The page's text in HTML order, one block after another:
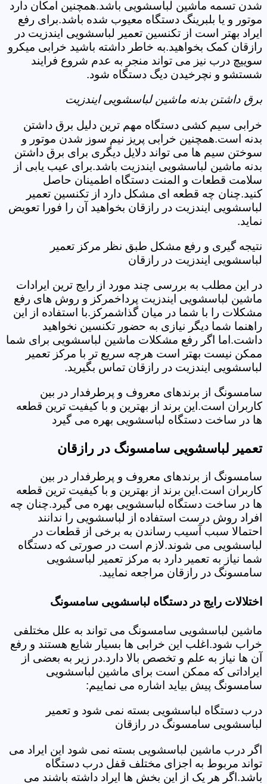
شدن تسمه ماشین لباسشویی باشد.همچنین امکان دارد
موتور و یا بلبرینگ دستگاه معیوب شده باشد.برای رفع
ایراد بهتر است از تکنسین تعمیر لباسشویی ایندزیت در
رازقان کمک بخواهید.به خاطر داشته باشید خرابی میکرو
سوییچ درب نیز می تواند منجر به عدم شروع فرایند
شستشو و نچرخیدن دیگ دستگاه شود.
برق داشتن بدنه ماشین لباسشویی ایندزیت
خرابی سیم کشی دستگاه مهم ترین دلیل برق داشتن
بدنه است.همچنین خرابی پریز نیم سوز شدن موتور و
سوختن سیم ها می تواند دلایل دیگری برای برق داشتن
بدنه ماشین لباسشویی ایندزیت باشد.برای عیب یابی از
سلامت قطعات و المنت دستگاه اطمینان حاصل
کنید.چنان چه قطعه ای مشکل دارد از تکنسین تعمیر
لباسشویی ایندزیت در رازقان بخواهید آن را فورا تعویض
نماید.
نتیجه گیری و رفع مشکل طبق نظر مرکز تعمیر
لباسشویی ایندزیت در رازقان
در این مطلب به بررسی چند مورد از رایج ترین ایرادات
ماشین لباسشویی ایندزیت پرداخمرکز و روش های رفع
مشکلات را با شما در میان گذاشمرکز.با استفاده از این
راهنما شما دیگر نیازی به حضور تکنسین نخواهید
داشت.اما اگر رفع مشکلات ماشین لباسشویی برای شما
ممکن نیست بهتر است هرچه سریع تر با مرکز تعمیر
لباسشویی ایندزیت در رازقان تماس بگیرید.
سامسونگ از برندهای معروف و پرطرفدار در بین
کاربران است.این برند از بهترین و با کیفیت ترین قطعه
ها در ساخت دستگاه لباسشویی بهره می گیرد
تعمیر لباسشویی سامسونگ در رازقان
سامسونگ از برندهای معروف و پرطرفدار در بین
کاربران است.این برند از بهترین و با کیفیت ترین قطعه
ها در ساخت دستگاه لباسشویی بهره می گیرد.چنان چه
افراد روش درست استفاده از لباسشویی را ندانند
احتمالا سبب آسیب رساندن به برخی از قطعات در
لباسشویی می شوند.لازم است در صورتی که دستگاه
شما نیاز به تعمیر دارد به مرکز تعمیر لباسشویی
سامسونگ در رازقان مراجعه نمایید.
اختلالات رایج در دستگاه لباسشویی سامسونگ
ماشین لباسشویی سامسونگ می تواند به علل مختلفی
خراب شود.اغلب این خرابی ها بسیار شایع هستند و رفع
آن ها نیاز به علم و تخصص بالا دارد.در زیر به بعضی از
ایراداتی که ممکن است برای ماشین لباسشویی
سامسونگ پیش بیاید اشاره می نماییم:
درب دستگاه لباسشویی بسته نمی شود و تعمیر
لباسشویی سامسونگ در رازقان
اگر درب ماشین لباسشویی بسته نمی شود این ایراد می
تواند مربوط به اجزای مختلف قفل درب دستگاه
باشد.اگر هر یک از این بخش ها ایراد داشته باشند می